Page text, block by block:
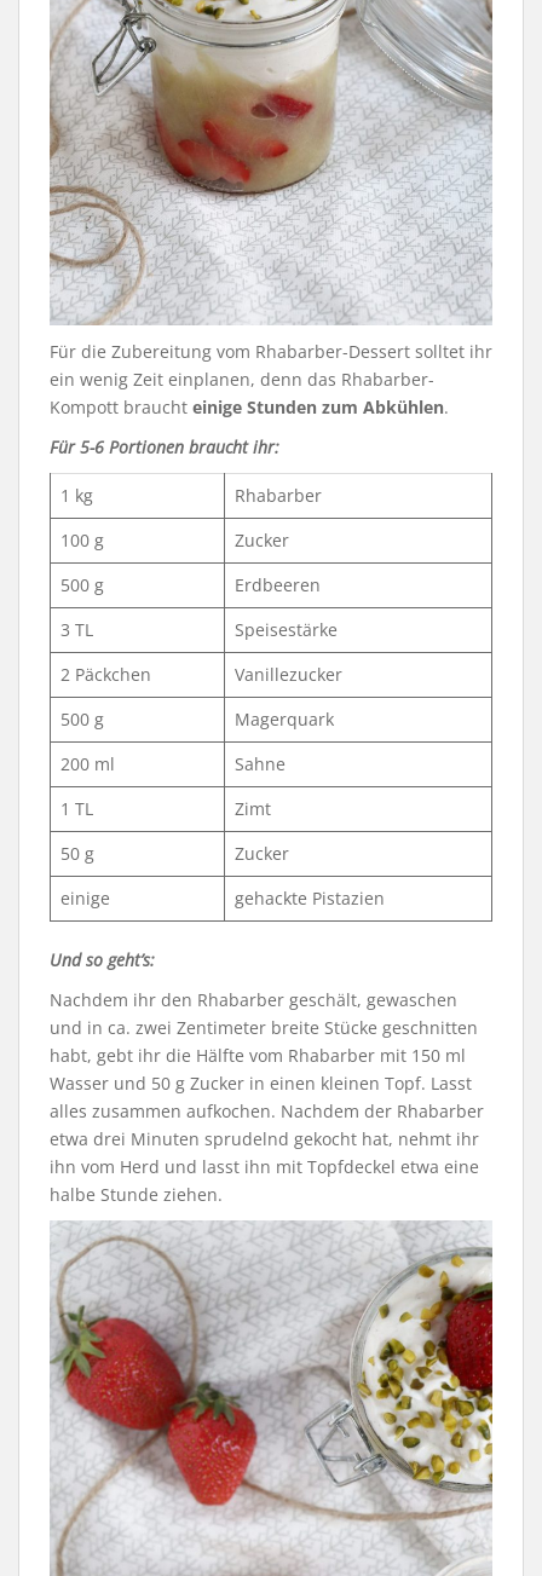
Für die Zubereitung vom Rhabarber-Dessert solltet ihr
ein wenig Zeit einplanen, denn das Rhabarber-
Kompott braucht einige Stunden zum Abkühlen.
Für 5-6 Portionen braucht ihr:
1 kg
Rhabarber
100 g
Zucker
500 g
Erdbeeren
3 TL
Speisestärke
2 Päckchen
Vanillezucker
500 g
Magerquark
200 ml
Sahne
1 TL
Zimt
50 g
Zucker
einige
gehackte Pistazien
Und so geht’s:
Nachdem ihr den Rhabarber geschält, gewaschen
und in ca. zwei Zentimeter breite Stücke geschnitten
habt, gebt ihr die Hälfte vom Rhabarber mit 150 ml
Wasser und 50 g Zucker in einen kleinen Topf. Lasst
alles zusammen aufkochen. Nachdem der Rhabarber
etwa drei Minuten sprudelnd gekocht hat, nehmt ihr
ihn vom Herd und lasst ihn mit Topfdeckel etwa eine
halbe Stunde ziehen.